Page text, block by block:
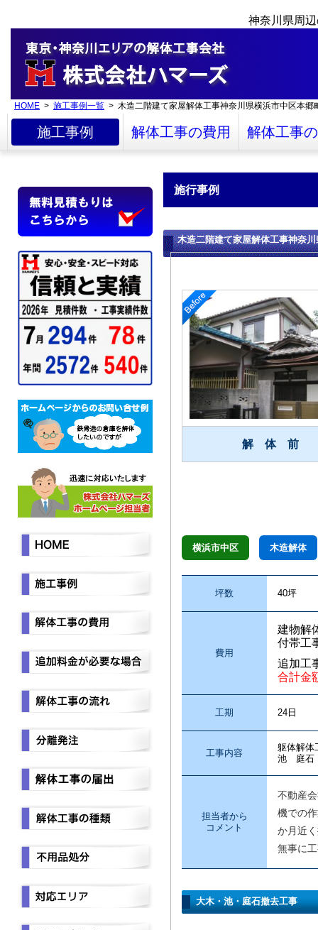
神奈川県周
HOME > 施工事例一覧 > 木造二階建て家屋解体工事神奈川県横浜市中区本郷
施工事例 解体工事の費用 解体工事
施行事例
木造二階建て家屋解体工事神奈
解 体 前
横浜市中区 木造解体
坪数 40坪
費用
建物解
付帯工
追加工
合計金
工期 24日
工事内容
躯体解
池 庭石
担当者から
コメント
不動産
機での
か月近
無事に
大木・池・庭石撤去工事